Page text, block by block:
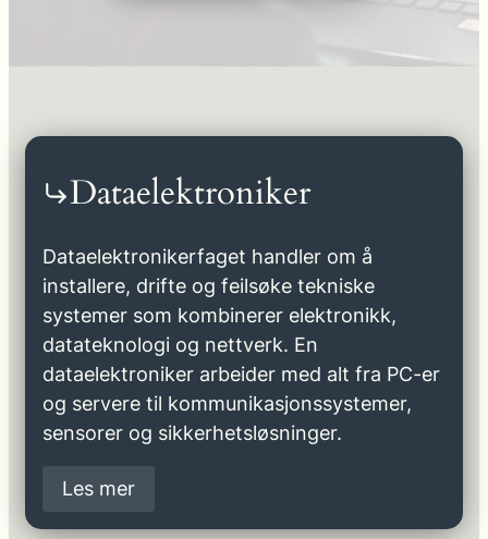
Dataelektroniker
Dataelektronikerfaget handler om å
installere, drifte og feilsøke tekniske
systemer som kombinerer elektronikk,
datateknologi og nettverk. En
dataelektroniker arbeider med alt fra PC-er
og servere til kommunikasjonssystemer,
sensorer og sikkerhetsløsninger.
Les mer